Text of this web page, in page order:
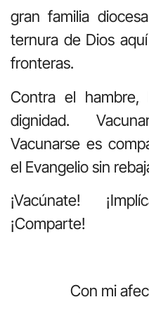
gran familia
ternura de Dios
fronteras.
Contra el
dignidad.
Vacunarse es
el Evangelio sin
¡Vacúnate!
¡Comparte!
Con mi